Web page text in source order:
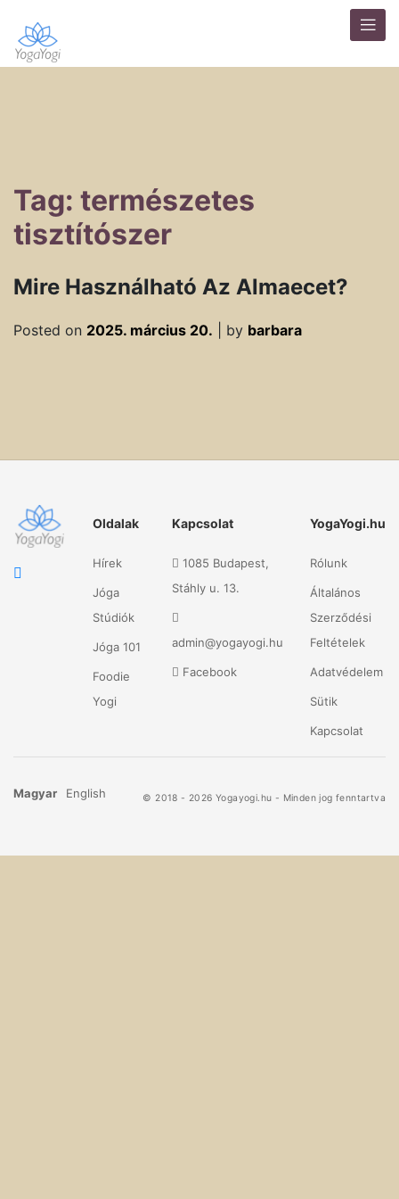
Tag: természetes
tisztítószer
Mire Használható Az Almaecet?
Posted on 2025. március 20. by barbara
Oldalak
Hírek
Jóga
Stúdiók
Jóga 101
Foodie
Yogi
Kapcsolat
1085 Budapest,
Stáhly u. 13.
admin@yogayogi.hu
Facebook
YogaYogi.hu
Rólunk
Általános
Szerződési
Feltételek
Adatvédelem
Sütik
Kapcsolat
Magyar English © 2018 - 2026 Yogayogi.hu - Minden jog fenntartva